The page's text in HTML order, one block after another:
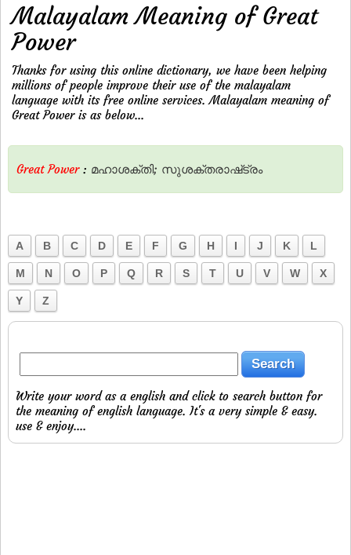
Malayalam Meaning of Great
Power
Thanks for using this online dictionary, we have been helping
millions of people improve their use of the malayalam
language with its free online services. Malayalam meaning of
Great Power is as below...
Great Power: മഹാശക്തി; സുശക്തരാഷ്‌ട്രം
A B C D E F G H I J K L
M N O P Q R S T U V W X
Y Z
Write your word as a english and click to search button for
the meaning of english language. It's a very simple & easy.
use & enjoy....